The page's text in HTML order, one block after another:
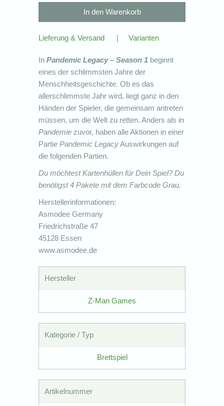
Lieferung & Versand | Varianten
InPandemic Legacy – Season 1 beginnt
eines der schlimmsten Jahre der
Menschheitsgeschichte. Ob es das
allerschlimmste Jahr wird, liegt ganz in den
Händen der Spieler, die gemeinsam antreten
müssen, um die Welt zu retten. Anders als in
Pandemie zuvor, haben alle Aktionen in einer
PartiePandemic LegacyAuswirkungen auf
die folgenden Partien.
Du möchtest Kartenhüllen für Dein Spiel? Du
benötigst 4 Pakete mit dem Farbcode Grau.
Herstellerinformationen:
Asmodee Germany
Friedrichstraße 47
45128 Essen
www.asmodee.de
Hersteller
Z-Man Games
Kategorie / Typ
Brettspiel
Artikelnummer